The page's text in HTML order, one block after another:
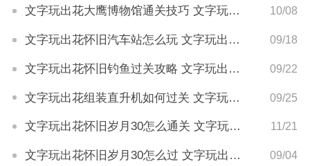
文字玩出花大鹰博物馆通关技巧 文字玩出花大鹰博物馆怎么玩 10/08
文字玩出花怀旧汽车站怎么玩 文字玩出花怀旧汽车站通关技巧 09/18
文字玩出花怀旧钓鱼过关攻略 文字玩出花怀旧钓鱼关卡怎么玩 09/22
文字玩出花组装直升机如何过关 文字玩出花组装直升机关卡攻略 09/25
文字玩出花怀旧岁月30怎么通关 文字玩出花怀旧岁月30通关攻略 11/21
文字玩出花怀旧岁月30怎么过 文字玩出花怀旧岁月30通关攻略 09/04